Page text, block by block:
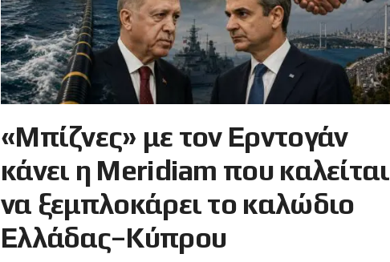
«Μπίζνες» με τον Ερντογάν
κάνει η Meridiam που καλείται
να ξεμπλοκάρει το καλώδιο
Ελλάδας–Κύπρου